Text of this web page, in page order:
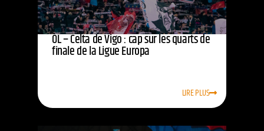
OL – Celta de Vigo : cap sur les quarts de
finale de la Ligue Europa
LIRE PLUS